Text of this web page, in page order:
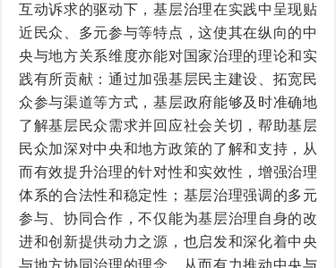
互动诉求的驱动下，基层治理在实践中呈现贴
近民众、多元参与等特点，这使其在纵向的中
央与地方关系维度亦能对国家治理的理论和实
践有所贡献：通过加强基层民主建设、拓宽民
众参与渠道等方式，基层政府能够及时准确地
了解基层民众需求并回应社会关切，帮助基层
民众加深对中央和地方政策的了解和支持，从
而有效提升治理的针对性和实效性，增强治理
体系的合法性和稳定性；基层治理强调的多元
参与、协同合作，不仅能为基层治理自身的改
进和创新提供动力之源，也启发和深化着中央
与地方协同治理的理念，从而有力推动中央与